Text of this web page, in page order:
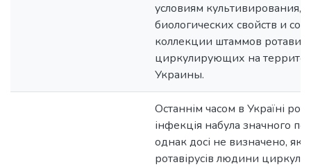
условиям культивирования,
биологических свойств и
коллекции штаммов
циркулирующих на
Украины.
Останнім часом в Україні
інфекція набула значного
однак досі не визначено,
ротавірусів людини